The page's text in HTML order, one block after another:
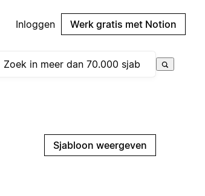
Inloggen Werk gratis met Notion
Sjabloon weergeven